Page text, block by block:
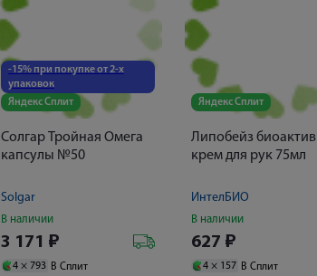
-15% при покупке от 2-х
упаковок
Яндекс Сплит
Солгар Тройная Омега
капсулы №50
Solgar
В наличии
3 171 ₽
4 × 793 В Сплит
Яндекс Сплит
Липобейз биоактив
крем для рук 75мл
ИнтелБИО
В наличии
627 ₽
4 × 157 В Сплит